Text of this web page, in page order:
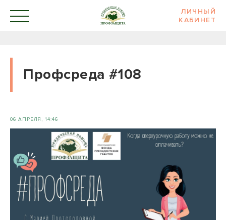
ЛИЧНЫЙ
КАБИНЕТ
Профсреда #108
06 АПРЕЛЯ, 14:46